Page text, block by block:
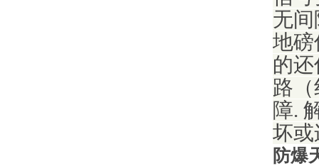
无
地磅
的
路
障.
坏或
防爆